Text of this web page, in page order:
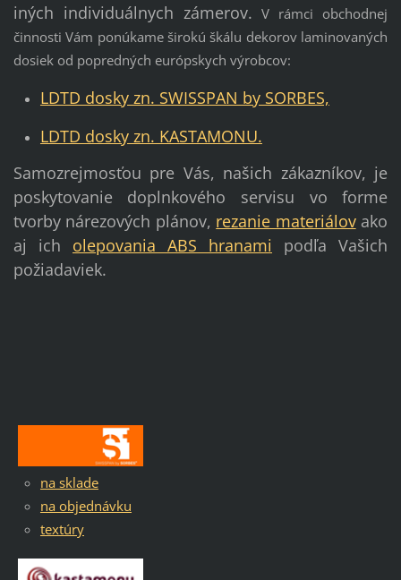
iných individuálnych zámerov.V rámci obchodnej
činnosti Vám ponúkame širokú škálu dekorov laminovaných
dosiek od popredných európskych výrobcov:
LDTD dosky zn. SWISSPAN by SORBES,
LDTD dosky zn. KASTAMONU.
Samozrejmosťou pre Vás, našich zákazníkov, je
poskytovanie doplnkového servisu vo forme
tvorby nárezových plánov, rezanie materiálovako
aj ich olepovania ABS hranami podľa Vašich
požiadaviek.
na sklade
na objednávku
textúry